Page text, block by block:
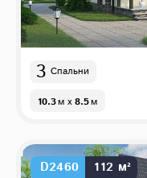
3 Спальни
10.3м x 8.5м
D2460 112 м²